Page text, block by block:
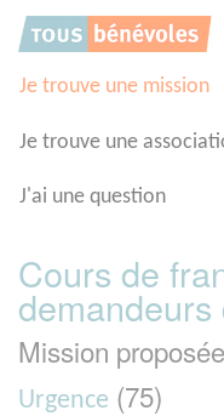
Je trouve une mission
Je trouve une
J'ai une question
Cours de
demandeurs
Mission
Urgence (75)
Panneau de gestion des